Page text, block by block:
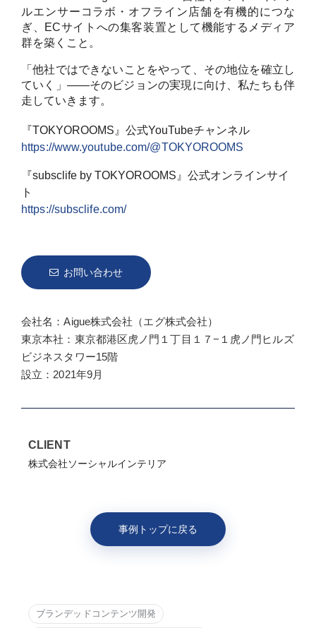
ルエンサーコラボ・オフライン店舗を有機的につな
ぎ、ECサイトへの集客装置として機能するメディア
群を築くこと。
「他社ではできないことをやって、その地位を確立し
ていく」——そのビジョンの実現に向け、私たちも伴
走していきます。
『TOKYOROOMS』公式YouTubeチャンネル
https://www.youtube.com/@TOKYOROOMS
『subsclife by TOKYOROOMS』公式オンラインサイ
ト
https://subsclife.com/
お問い合わせ
会社名：Aigue株式会社（エグ株式会社）
東京本社：東京都港区虎ノ門１丁目１７−１虎ノ門ヒルズ
ビジネスタワー15階
設立：2021年9月
CLIENT
株式会社ソーシャルインテリア
事例トップに戻る
ブランデッドコンテンツ開発